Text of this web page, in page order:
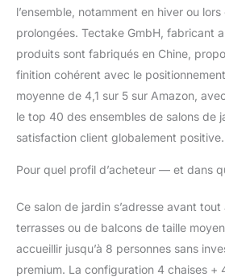
Avec une
spacieuse
pour
jardin
pour les
ce soit
sur la
rencontre
moment
Son
l’ensemble, notamment en hiver ou
prolongées. Tectake GmbH, fabricant
produits sont fabriqués en Chine,
finition cohérent avec le
moyenne de 4,1 sur 5 sur Amazon,
le top 40 des ensembles de salons de
satisfaction client globalement positive.
Pour quel profil d’acheteur — et dans
Ce salon de jardin s’adresse avant
terrasses ou de balcons de taille
accueillir jusqu’à 8 personnes sans
premium. La configuration 4 chaises +